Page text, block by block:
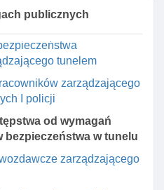
publicznych
stanu dróg, drogowych
promowych
tunelem
zarządzającego
I policji
od wymagań
w tunelu
zarządzającego